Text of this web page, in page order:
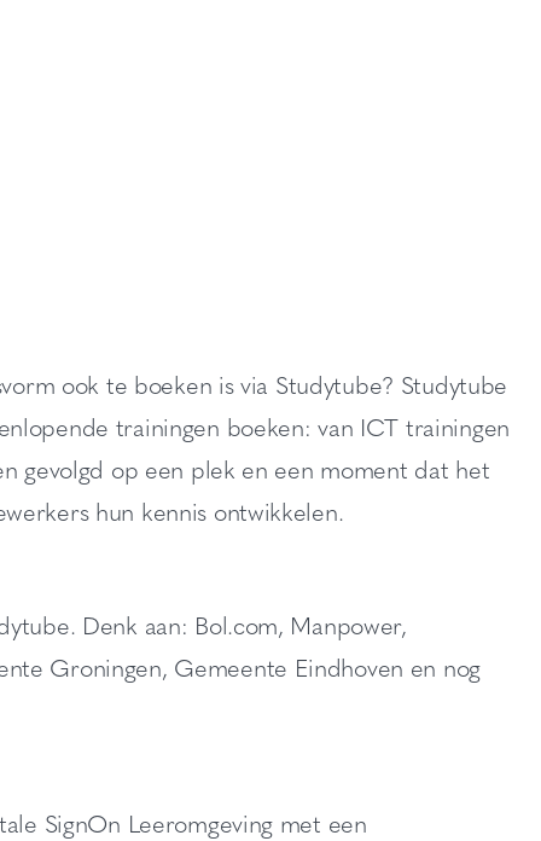
ook te boeken is via Studytube? Studytube
trainingen boeken: van ICT trainingen
gevolgd op een plek en een moment dat het
hun kennis ontwikkelen.
Denk aan: Bol.com, Manpower,
Groningen, Gemeente Eindhoven en nog
SignOn Leeromgeving met een